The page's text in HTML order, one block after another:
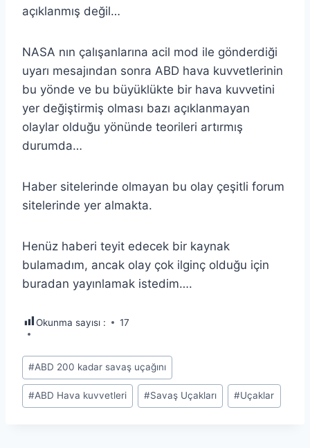
açıklanmış değil…
NASA nın çalışanlarına acil mod ile gönderdiği
uyarı mesajından sonra ABD hava kuvvetlerinin
bu yönde ve bu büyüklükte bir hava kuvvetini
yer değiştirmiş olması bazı açıklanmayan
olaylar olduğu yönünde teorileri artırmış
durumda…
Haber sitelerinde olmayan bu olay çeşitli forum
sitelerinde yer almakta.
Henüz haberi teyit edecek bir kaynak
bulamadım, ancak olay çok ilginç olduğu için
buradan yayınlamak istedim….
Okunma sayısı : 17
Post
Tags:
#ABD 200 kadar savaş uçağını
#ABD Hava kuvvetleri #Savaş Uçakları #Uçaklar